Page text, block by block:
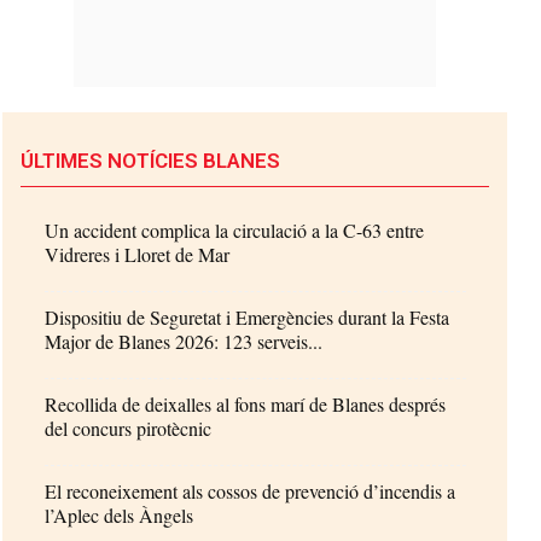
ÚLTIMES NOTÍCIES BLANES
Un accident complica la circulació a la C-63 entre
Vidreres i Lloret de Mar
Dispositiu de Seguretat i Emergències durant la Festa
Major de Blanes 2026: 123 serveis...
Recollida de deixalles al fons marí de Blanes després
del concurs pirotècnic
El reconeixement als cossos de prevenció d’incendis a
l’Aplec dels Àngels